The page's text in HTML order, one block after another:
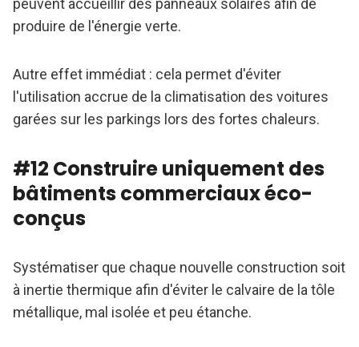
peuvent accueillir des panneaux solaires afin de
produire de l'énergie verte.
Autre effet immédiat : cela permet d'éviter
l'utilisation accrue de la climatisation des voitures
garées sur les parkings lors des fortes chaleurs.
#12 Construire uniquement des
bâtiments commerciaux éco-
conçus
Systématiser que chaque nouvelle construction soit
à inertie thermique afin d'éviter le calvaire de la tôle
métallique, mal isolée et peu étanche.